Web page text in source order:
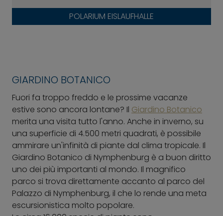
POLARIUM EISLAUFHALLE
GIARDINO BOTANICO
Fuori fa troppo freddo e le prossime vacanze
estive sono ancora lontane? Il Giardino Botanico
merita una visita tutto l'anno. Anche in inverno, su
una superficie di 4.500 metri quadrati, è possibile
ammirare un'infinità di piante dal clima tropicale. Il
Giardino Botanico di Nymphenburg è a buon diritto
uno dei più importanti al mondo. Il magnifico
parco si trova direttamente accanto al parco del
Palazzo di Nymphenburg, il che lo rende una meta
escursionistica molto popolare.